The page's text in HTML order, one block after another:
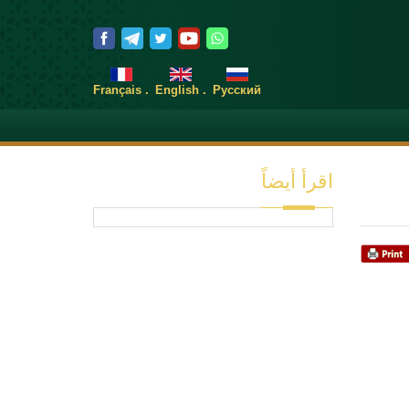
. Français . English Pусский
اقرأ أيضاً